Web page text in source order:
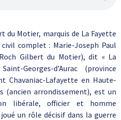
du Motier, marquis de La Fayette
complet : Marie-Joseph Paul
Gilbert du Motier), dit « La
Georges-d’Aurac (province
Chavaniac-Lafayette en Haute-
(ancien arrondissement), est un
libérale, officier et homme
un rôle décisif dans la guerre